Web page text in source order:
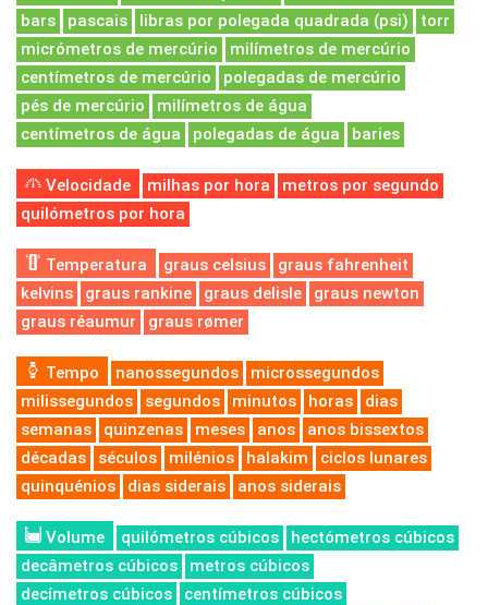
bars
pascais libras por polegada quadrada (psi)
torr
micrómetros de mercúrio
milímetros de mercúrio
centímetros de mercúrio
polegadas de mercúrio
pés de mercúrio
milímetros de água
centímetros de água
polegadas de água baries
Velocidade milhas por hora
metros por segundo
quilómetros por hora
Temperatura graus celsius
graus fahrenheit
kelvins
graus rankine graus delisle
graus newton
graus réaumur
graus rømer
Tempo nanossegundos
microssegundos
milissegundos
segundos minutos horas
dias
semanas
quinzenas meses anos
anos bissextos
décadas
séculos milénios halakim
ciclos lunares
quinquénios
dias siderais anos siderais
Volume quilómetros cúbicos
hectómetros cúbicos
decâmetros cúbicos
metros cúbicos
decímetros cúbicos
centímetros cúbicos